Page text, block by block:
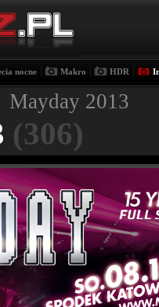
nocne Makro HDR
Mayday 2013
(306)